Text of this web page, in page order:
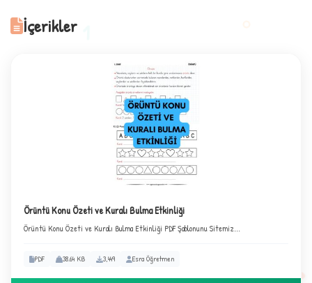
İçerikler
Örüntü Konu Özeti ve Kuralı Bulma Etkinliği
Örüntü Konu Özeti ve Kuralı Bulma Etkinliği PDF Şablonunu Sitemiz...
PDF 38.64 KB 3,449 Esra Öğretmen